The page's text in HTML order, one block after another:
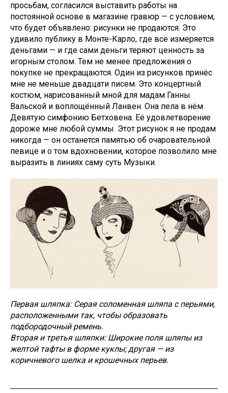
просьбам, согласился выставить работы на
постоянной основе в магазине гравюр — с условием,
что будет объявлено: рисунки не продаются. Это
удивило публику в Монте-Карло, где всё измеряется
деньгами — и где сами деньги теряют ценность за
игорным столом. Тем не менее предложения о
покупке не прекращаются. Один из рисунков принёс
мне не меньше двадцати писем. Это концертный
костюм, нарисованный мной для мадам Ганны
Вальской и воплощённый Ланвен. Она пела в нём
Девятую симфонию Бетховена. Её удовлетворение
дороже мне любой суммы. Этот рисунок я не продам
никогда — он останется памятью об очаровательной
певице и о том вдохновении, которое позволило мне
выразить в линиях саму суть Музыки.
Первая шляпка: Серая соломенная шляпа с перьями,
расположенными так, чтобы образовать
подбородочный ремень.
Вторая и третья шляпки: Широкие поля шляпы из
желтой тафты в форме куклы; другая — из
коричневого шелка и крошечных перьев.